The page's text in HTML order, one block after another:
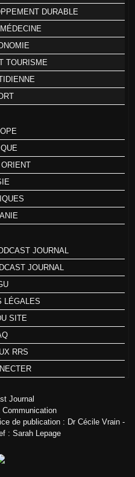
DURABLE
TOURISME
JOURNAL
JOURNAL
LÉGALES
SITE
RRS
Journal
de publication : Dr Cécile Vrain -
: Sarah Lepage